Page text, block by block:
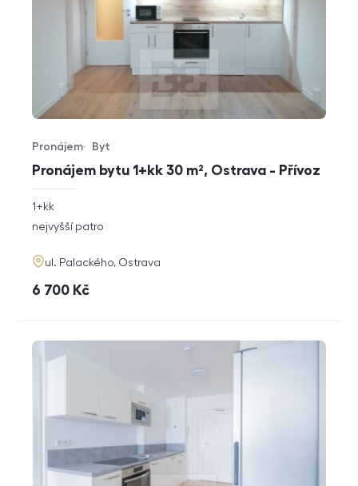
Pronájem bytu 1+kk 30 m², Ostrava - Přívoz
Typ nabídky
Pronájem
Typ nemovitosti
Byt
rozměry
dispozice
1+kk
funkce
nejvyšší patro
adresa
ul. Palackého, Ostrava
cena
6 700 Kč